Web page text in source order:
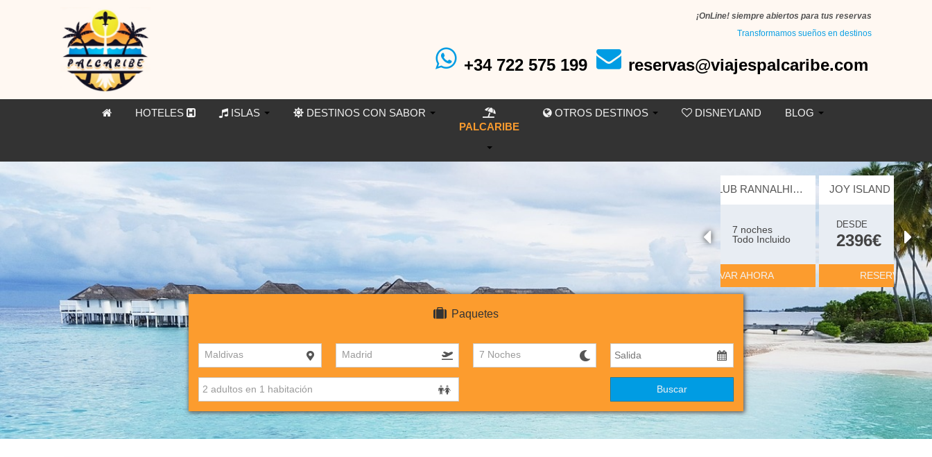
¡OnLine! siempre abiertos para tus reservas
Transformamos sueños en destinos
+34 722 575 199 reservas@viajespalcaribe.com
HOTELES ISLAS
DESTINOS CON SABOR
PALCARIBE
OTROS DESTINOS DISNEYLAND BLOG
JOY ISLAND MALDIVES 5 ESTRELLAS
DESDE
2396€
7 noches
Todo Incluido
RESERVAR AHORA
Paquetes
Maldivas Madrid 7 Noches
Buscar